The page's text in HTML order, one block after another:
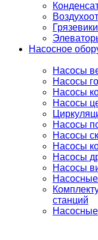
Грязевики
Насосное
Насосы
Насосы
Насосы
Насосы
Насосы
Насосы
Насосы
Насосы
Насосы
станций